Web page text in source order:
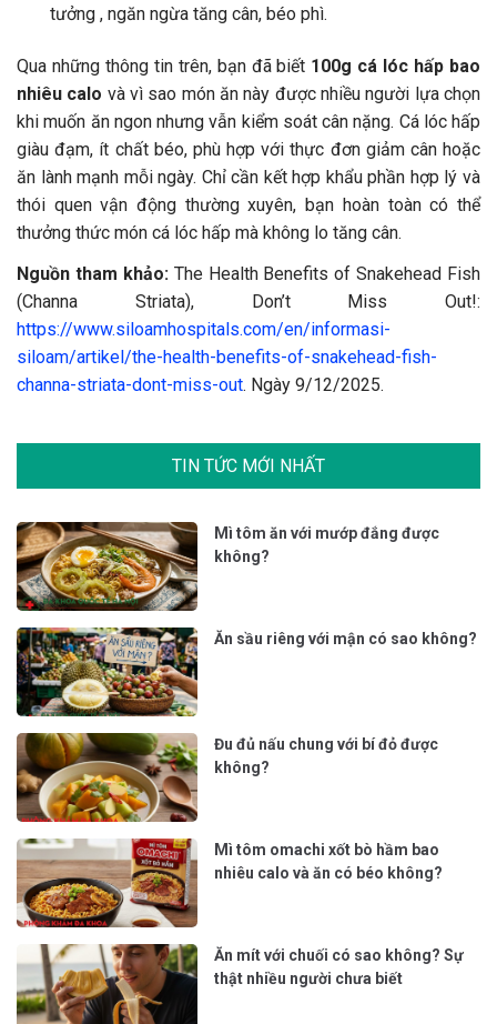
tưởng , ngăn ngừa tăng cân, béo phì.
Qua những thông tin trên, bạn đã biết 100g cá lóc hấp bao
nhiêu calo và vì sao món ăn này được nhiều người lựa chọn
khi muốn ăn ngon nhưng vẫn kiểm soát cân nặng. Cá lóc hấp
giàu đạm, ít chất béo, phù hợp với thực đơn giảm cân hoặc
ăn lành mạnh mỗi ngày. Chỉ cần kết hợp khẩu phần hợp lý và
thói quen vận động thường xuyên, bạn hoàn toàn có thể
thưởng thức món cá lóc hấp mà không lo tăng cân.
Nguồn tham khảo: The Health Benefits of Snakehead Fish
(Channa Striata), Don’t Miss Out!:
https://www.siloamhospitals.com/en/informasi-
siloam/artikel/the-health-benefits-of-snakehead-fish-
channa-striata-dont-miss-out. Ngày 9/12/2025.
TIN TỨC MỚI NHẤT
Mì tôm ăn với mướp đắng được
không?
Ăn sầu riêng với mận có sao không?
Đu đủ nấu chung với bí đỏ được
không?
Mì tôm omachi xốt bò hầm bao
nhiêu calo và ăn có béo không?
Ăn mít với chuối có sao không? Sự
thật nhiều người chưa biết